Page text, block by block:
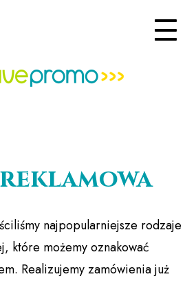
najpopularniejsze rodzaje
które możemy oznakować
Realizujemy zamówienia już